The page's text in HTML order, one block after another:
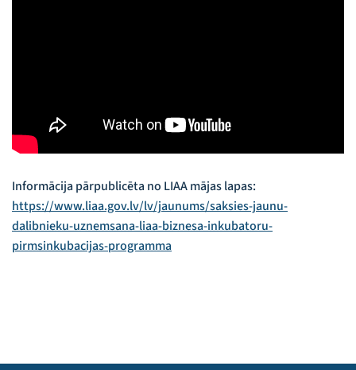
Informācija pārpublicēta no LIAA mājas lapas:
https://www.liaa.gov.lv/lv/jaunums/saksies-jaunu-
dalibnieku-uznemsana-liaa-biznesa-inkubatoru-
pirmsinkubacijas-programma